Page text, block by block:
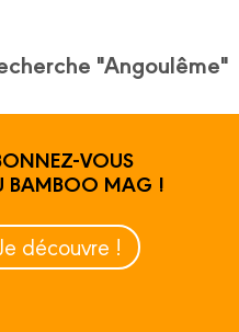
"Angoulême"
VOUS
BAMBOO MAG !
découvre !